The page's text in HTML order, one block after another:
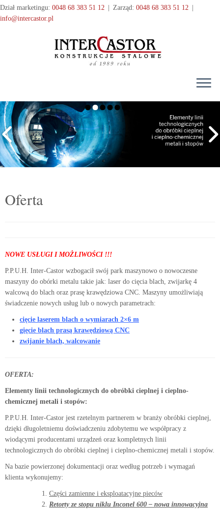
Przejdź
do
Dział marketingu: 0048 68 383 51 12 Zarząd: 0048 68 383 51 12
info@intercastor.pl
Oferta
NOWE USŁUGI I MOŻLIWOŚCI !!!
P.P.U.H. Inter-Castor wzbogacił swój park maszynowo o nowoczesne
maszyny do obórki metalu takie jak: laser do cięcia blach, zwijarkę 4
walcową do blach oraz prasę krawędziowa CNC. Maszyny umożliwiają
świadczenie nowych usług lub o nowych parametrach:
cięcie laserem blach o wymiarach 2×6 m
gięcie blach prasą krawędziową CNC
zwijanie blach, walcowanie
OFERTA:
Elementy linii technologicznych do obróbki cieplnej i cieplno-
chemicznej metali i stopów:
P.P.U.H. Inter-Castor jest rzetelnym partnerem w branży obróbki cieplnej,
dzięki długoletniemu doświadczeniu zdobytemu we współpracy z
wiodącymi producentami urządzeń oraz kompletnych linii
technologicznych do obróbki cieplnej i cieplno-chemicznej metali i stopów.
Na bazie powierzonej dokumentacji oraz według potrzeb i wymagań
klienta wykonujemy:
Części zamienne i eksploatacyjne pieców
Retorty ze stopu niklu Inconel 600 – nowa innowacyjna